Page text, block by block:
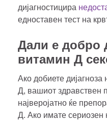
дијагностицира
едноставен тест на
Дали е добро
витамин Д
Ако добиете
Д, вашиот здравствен
најверојатно ќе
Д. Ако имате сериозен